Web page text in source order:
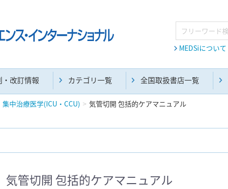
MEDSiについて
・改訂情報 カテゴリ一覧 全国取扱書店一覧
集中治療医学(ICU・CCU) 気管切開 包括的ケアマニュアル
気管切開 包括的ケアマニュアル